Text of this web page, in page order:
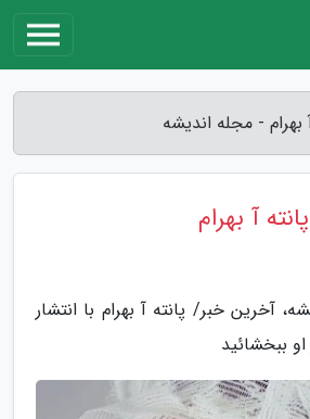
- مجله اندیشه
آ بهرام
آخرین خبر/ پانته آ بهرام با انتشار
ببخشائید